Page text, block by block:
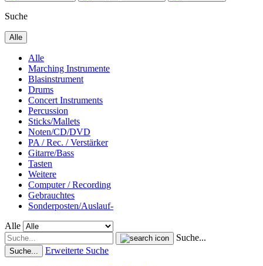
Suche
Alle
Alle
Marching Instrumente
Blasinstrument
Drums
Concert Instruments
Percussion
Sticks/Mallets
Noten/CD/DVD
PA / Rec. / Verstärker
Gitarre/Bass
Tasten
Weitere
Computer / Recording
Gebrauchtes
Sonderposten/Auslauf-
Alle
Suche...
Suche... Erweiterte Suche